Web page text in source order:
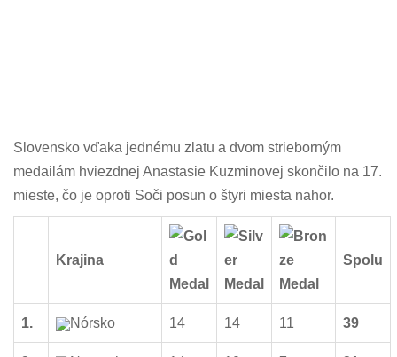
Slovensko vďaka jednému zlatu a dvom strieborným
medailám hviezdnej Anastasie Kuzminovej skončilo na 17.
mieste, čo je oproti Soči posun o štyri miesta nahor.
Krajina Spolu
1. Nórsko 14 14 11 39